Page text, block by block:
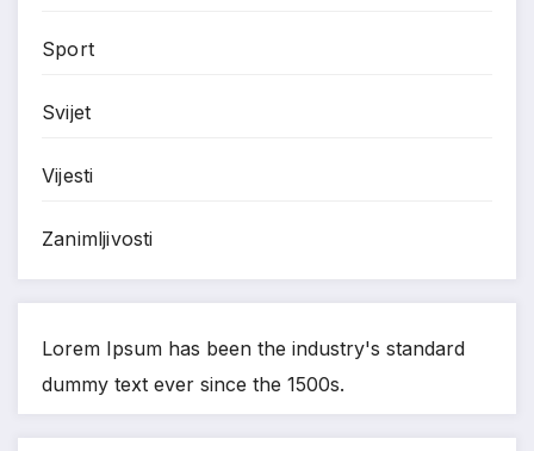
Sport
Svijet
Vijesti
Zanimljivosti
Lorem Ipsum has been the industry's standard
dummy text ever since the 1500s.